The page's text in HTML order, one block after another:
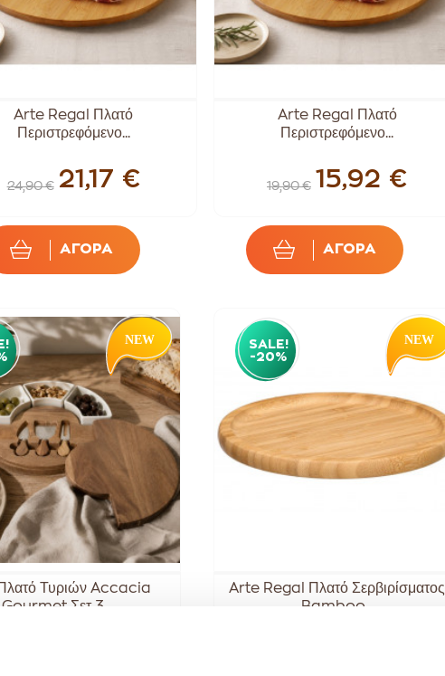
Arte Regal Πλατό
Περιστρεφόμενο...
24,90 € 21,17 €
ΑΓΟΡΑ
Arte Regal Πλατό
Περιστρεφόμενο...
19,90 € 15,92 €
ΑΓΟΡΑ
Τυριών Accacia
Gourmet Σετ 3...
SALE!
-20%
Arte Regal Πλατό Σερβιρίσματος
Bamboo...